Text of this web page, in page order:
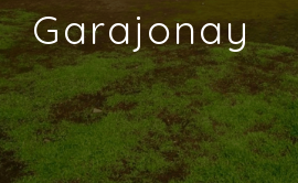
Garajonay